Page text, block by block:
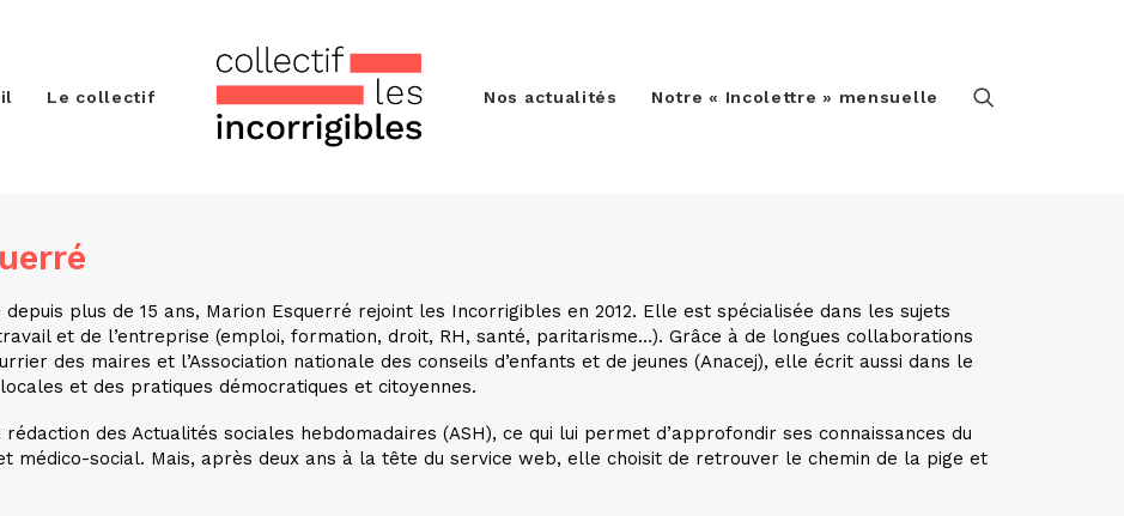
Le collectif Nos actualités Notre « Incolettre » mensuelle
plus de 15 ans, Marion Esquerré rejoint les Incorrigibles en 2012. Elle est spécialisée dans les sujets
et de l’entreprise (emploi, formation, droit, RH, santé, paritarisme…). Grâce à de longues collaborations
des maires et l’Association nationale des conseils d’enfants et de jeunes (Anacej), elle écrit aussi dans le
et des pratiques démocratiques et citoyennes.
des Actualités sociales hebdomadaires (ASH), ce qui lui permet d’approfondir ses connaissances du
médico-social. Mais, après deux ans à la tête du service web, elle choisit de retrouver le chemin de la pige et